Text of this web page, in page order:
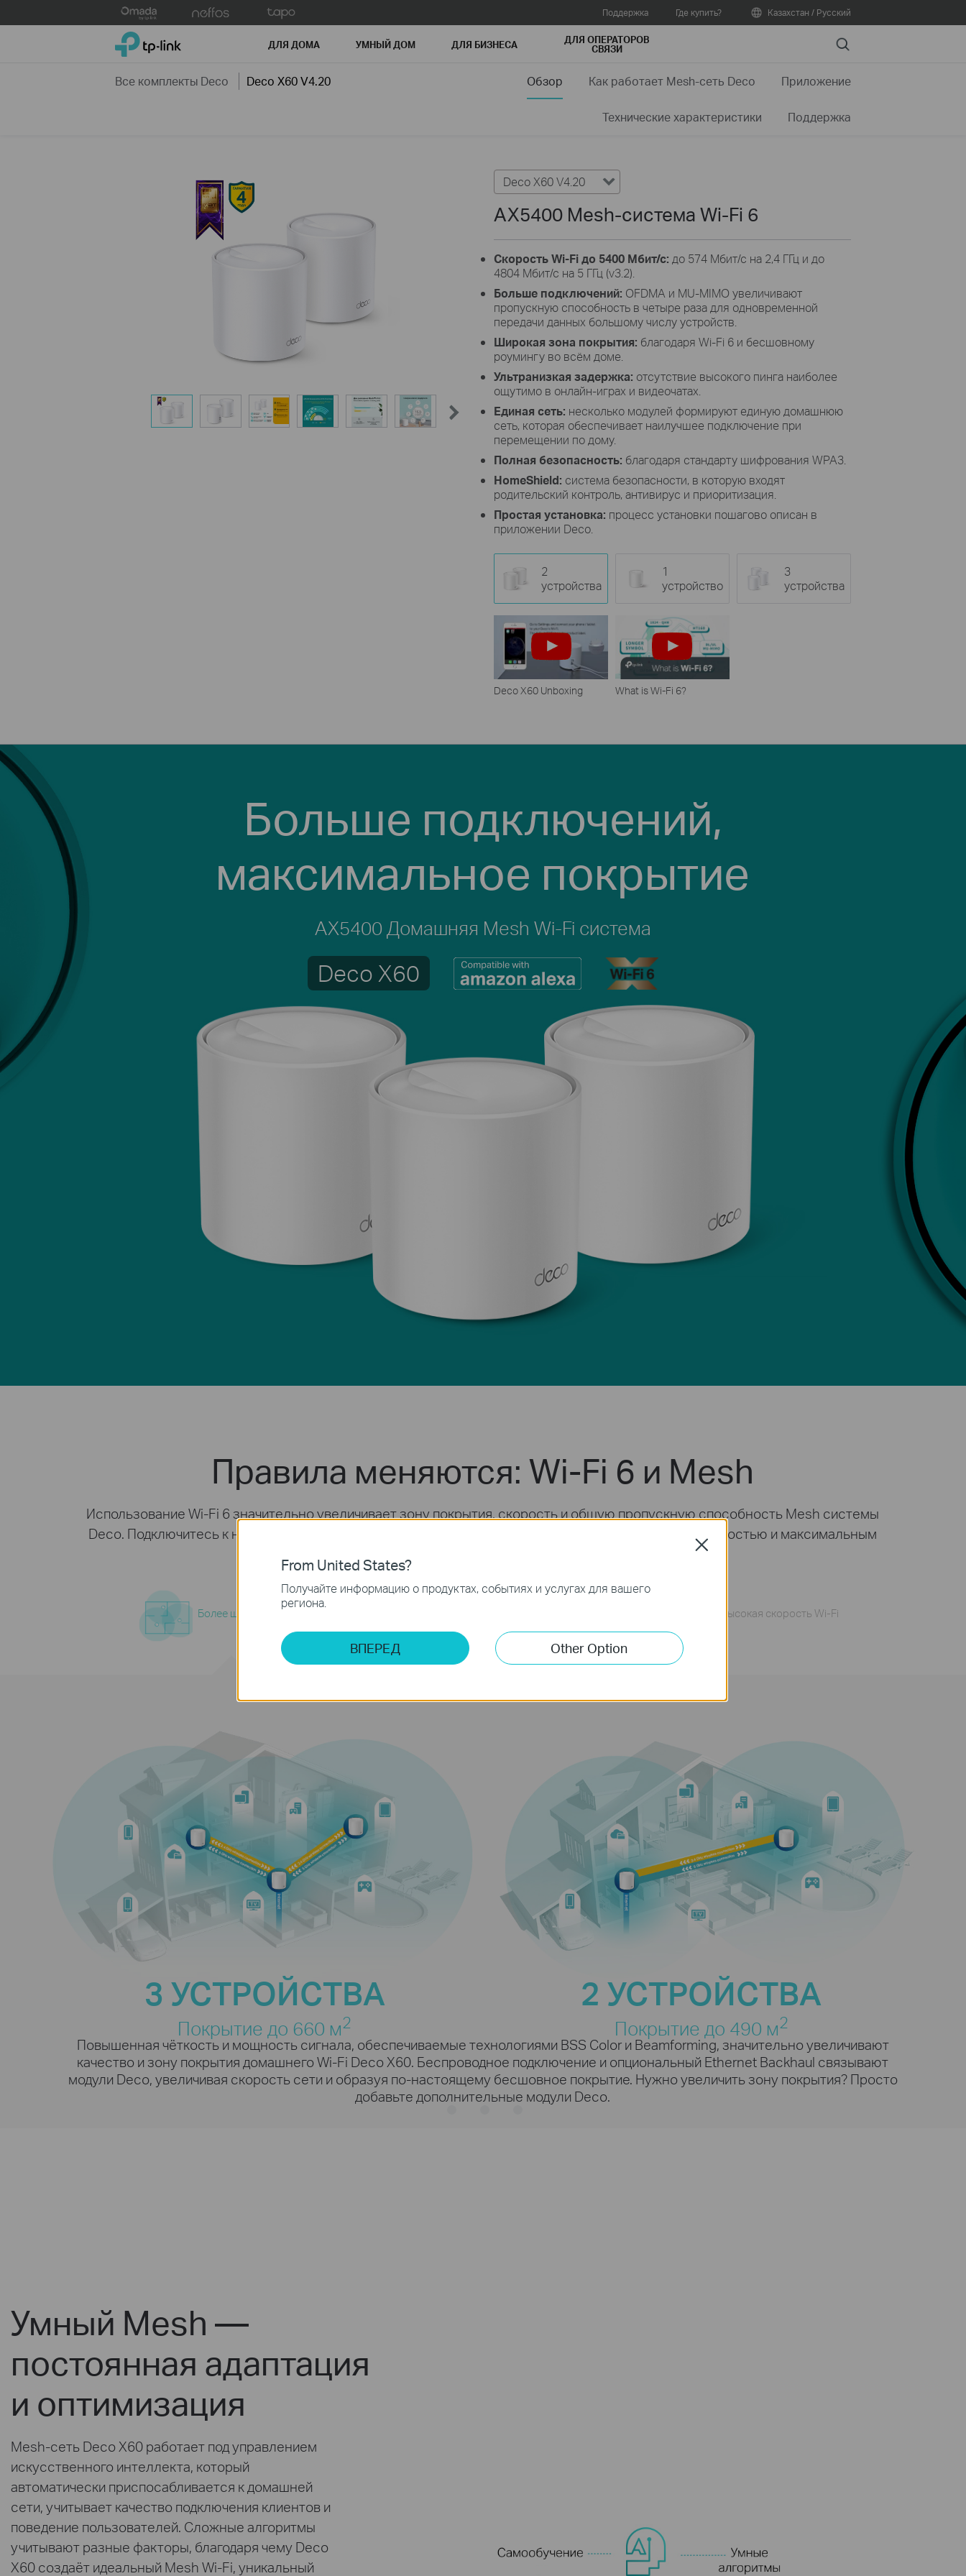
to
Поддержка Где купить? Казахстан / Русский
TP-Link, Reliably Smart ДЛЯ ДОМА УМНЫЙ ДОМ ДЛЯ БИЗНЕСА ДЛЯ ОПЕРАТОРОВ
СВЯЗИ Search
Все комплекты Deco Deco X60 V4.20 Обзор Как работает Mesh-сеть Deco Приложение
Технические характеристики Поддержка
Deco X60 V4.20
AX5400 Mesh-система Wi-Fi 6
Скорость Wi-Fi до 5400 Мбит/с: до 574 Мбит/с на 2,4 ГГц и до
4804 Мбит/с на 5 ГГц (v3.2).
Больше подключений: OFDMA и MU-MIMO увеличивают
пропускную способность в четыре раза для одновременной
передачи данных большому числу устройств.
Широкая зона покрытия: благодаря Wi-Fi 6 и бесшовному
роумингу во всём доме.
Ультранизкая задержка: отсутствие высокого пинга наиболее
ощутимо в онлайн-играх и видеочатах.
Единая сеть: несколько модулей формируют единую домашнюю
сеть, которая обеспечивает наилучшее подключение при
перемещении по дому.
Полная безопасность: благодаря стандарту шифрования WPA3.
HomeShield: система безопасности, в которую входят
родительский контроль, антивирус и приоритизация.
Простая установка: процесс установки пошагово описан в
приложении Deco.
2
устройства
1
устройство
3
устройства
Deco X60 Unboxing What is Wi-Fi 6?
Больше подключений,
максимальное покрытие
AX5400 Домашняя Mesh Wi-Fi система
Deco X60
Правила меняются: Wi-Fi 6 и Mesh
Использование Wi-Fi 6 значительно увеличивает зону покрытия, скорость и общую пропускную способность Mesh системы
Deco. Подключитесь к новейшему стандарту Wi-Fi 6 и получите сеть будущего с более высокой скоростью и максимальным
числом подключаемых устройств
Более широкое покрытие Более высокая скорость Wi-Fi
3 УСТРОЙСТВА
Покрытие до 660 м2
2 УСТРОЙСТВА
Покрытие до 490 м2
Повышенная чёткость и мощность сигнала, обеспечиваемые технологиями BSS Color и Beamforming, значительно увеличивают
качество и зону покрытия домашнего Wi-Fi Deco X60. Беспроводное подключение и опциональный Ethernet Backhaul связывают
модули Deco, увеличивая скорость сети и образуя по-настоящему бесшовное покрытие. Нужно увеличить зону покрытия? Просто
добавьте дополнительные модули Deco.
видео 720р
Потоковые
3
Устройства
умного дома
35
Потоковые
видео 1080р
10
Веб-страницы
45
Подключение свыше
150
устройств
Больше данных передаётся
одновременно
символа
На 11 % быстрее
2
Умный Mesh —
постоянная адаптация
и оптимизация
Mesh-сеть Deco X60 работает под управлением
искусственного интеллекта, который
автоматически приспосабливается к домашней
сети, учитывает качество подключения клиентов и
поведение пользователей. Сложные алгоритмы
учитывают разные факторы, благодаря чему Deco
X60 создаёт идеальный Mesh Wi-Fi, уникальный
From United States?
Получайте информацию о продуктах, событиях и услугах для вашего
региона.
ВПЕРЕД Other Option
Close